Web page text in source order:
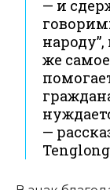
— и
же
—